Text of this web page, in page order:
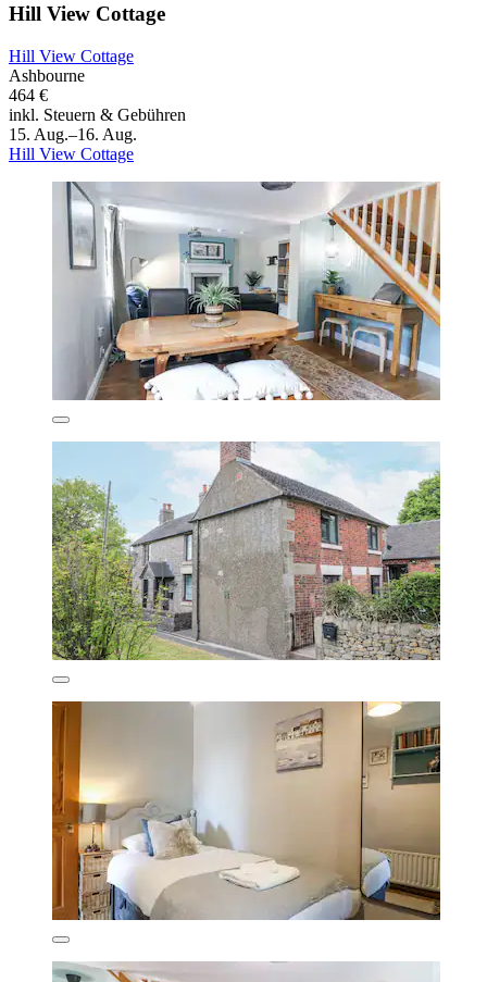
Hill View Cottage
Hill View Cottage
Ashbourne
464 €
inkl. Steuern & Gebühren
15. Aug.–16. Aug.
Hill View Cottage